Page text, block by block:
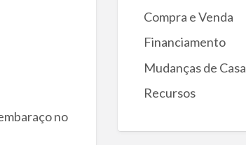
no
Compra e Venda
Financiamento
Mudanças de Casa
Recursos